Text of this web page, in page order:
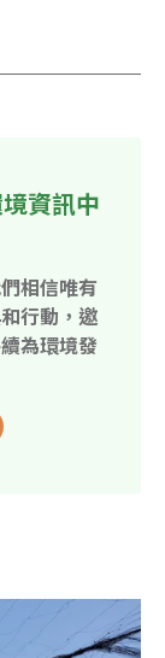
資訊中
相信唯有
行動，邀
為環境發